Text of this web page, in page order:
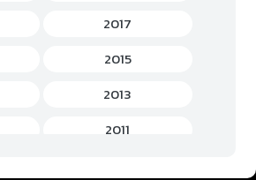
อล หญิง)
ชาย)
2017
2015
2013
2011